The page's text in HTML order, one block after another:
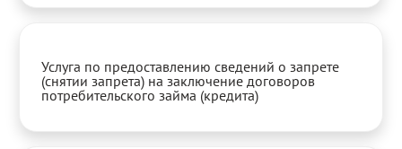
Услуга по предоставлению сведений о запрете
(снятии запрета) на заключение договоров
потребительского займа (кредита)